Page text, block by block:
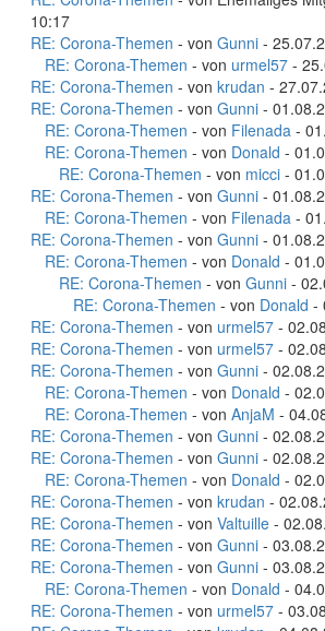
10:17
RE: Corona-Themen - von Gunni -
RE: Corona-Themen - von urmel57 -
RE: Corona-Themen - von krudan -
RE: Corona-Themen - von Gunni -
RE: Corona-Themen - von Filenada -
RE: Corona-Themen - von Donald -
RE: Corona-Themen - von micci -
RE: Corona-Themen - von Gunni -
RE: Corona-Themen - von Filenada -
RE: Corona-Themen - von Gunni -
RE: Corona-Themen - von Donald -
RE: Corona-Themen - von Gunni -
RE: Corona-Themen - von Donald -
RE: Corona-Themen - von urmel57 -
RE: Corona-Themen - von urmel57 -
RE: Corona-Themen - von Gunni -
RE: Corona-Themen - von Donald -
RE: Corona-Themen - von AnjaM -
RE: Corona-Themen - von Gunni -
RE: Corona-Themen - von Gunni -
RE: Corona-Themen - von Donald -
RE: Corona-Themen - von krudan -
RE: Corona-Themen - von Valtuille -
RE: Corona-Themen - von Gunni -
RE: Corona-Themen - von Gunni -
RE: Corona-Themen - von Donald -
RE: Corona-Themen - von urmel57 -